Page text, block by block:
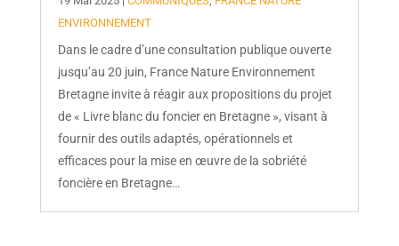
ENVIRONNEMENT
Dans le cadre d’une consultation publique ouverte
jusqu’au 20 juin, France Nature Environnement
Bretagne invite à réagir aux propositions du projet
de « Livre blanc du foncier en Bretagne », visant à
fournir des outils adaptés, opérationnels et
efficaces pour la mise en œuvre de la sobriété
foncière en Bretagne…